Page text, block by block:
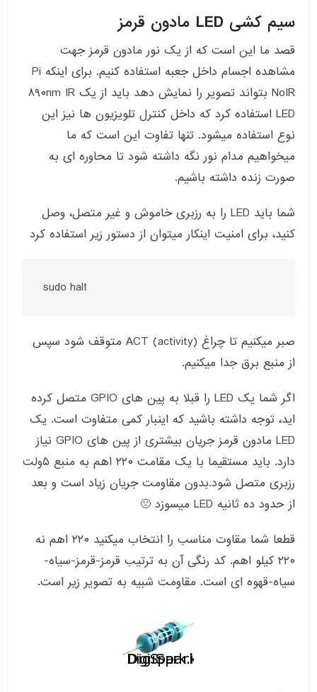
سیم کشی LED مادون قرمز
قصد ما این است که از یک نور مادون قرمز جهت
مشاهده اجسام داخل جعبه استفاده کنیم. برای اینکه Pi
NoIR بتواند تصویر را نمایش دهد باید از یک ۸۹۰nm IR
LED استفاده کرد که داخل کنترل تلویزیون ها نیز این
نوع استفاده میشود. تنها تفاوت این است که ما
میخواهیم مدام نور نگه داشته شود تا محاوره ای به
صورت زنده داشته باشیم.
شما باید LED را به رزبری خاموش و غیر متصل، وصل
کنید، برای امنیت اینکار میتوان از دستور زیر استفاده کرد
sudo halt
صبر میکنیم تا چراغ (ACT (activity متوقف شود سپس
از منبع برق جدا میکنیم.
اگر شما یک LED را قبلا به پین های GPIO متصل کرده
اید، توجه داشته باشید که اینبار کمی متفاوت است. یک
LED مادون قرمز جریان بیشتری از پین های GPIO نیاز
دارد. باید مستقیما با یک مقامت ۲۲۰ اهم به منبع ۵ولت
رزبری متصل شود.بدون مقاومت جریان زیاد است و بعد
از حدود ده ثانیه LED میسوزد 🙁
قطعا شما مقاوت مناسب را انتخاب میکنید ۲۲۰ اهم نه
۲۲۰ کیلو اهم. کد رنگی آن به ترتیب قرمز-قرمز-سیاه-
سیاه-قهوه ای است. مقاومت شبیه به تصویر زیر است.